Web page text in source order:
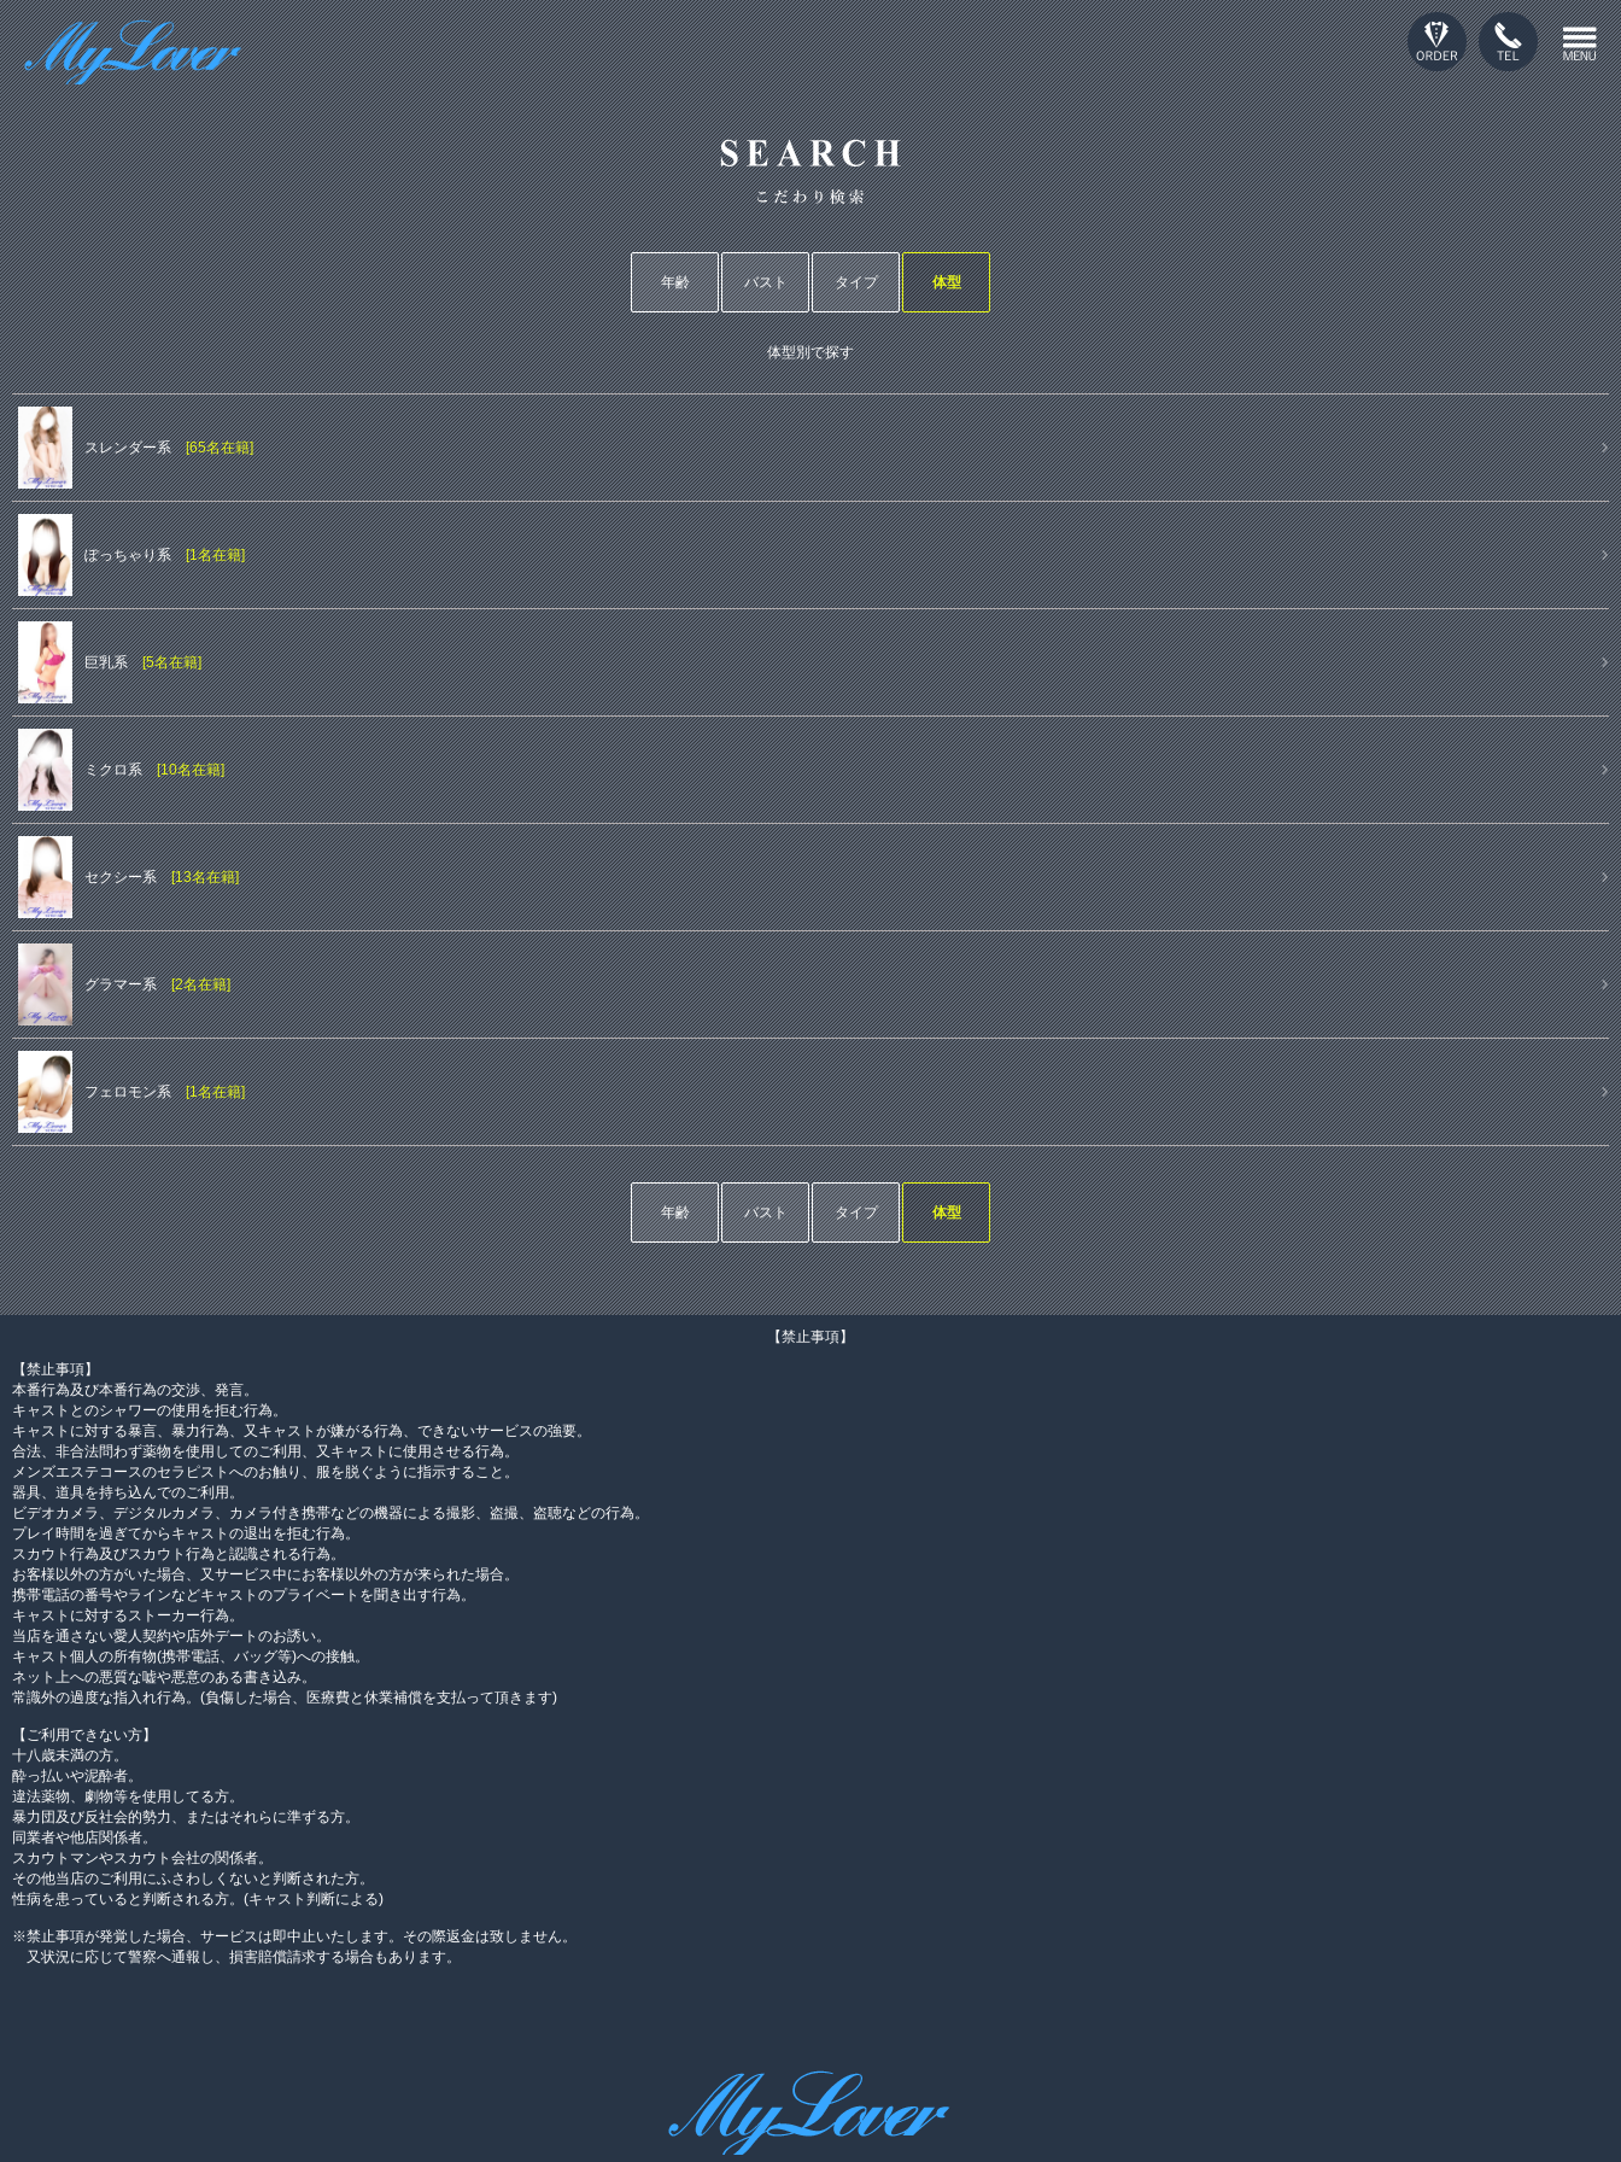
年齢 バスト タイプ 体型
体型別で探す
スレンダー系[65名在籍]
ぽっちゃり系[1名在籍]
巨乳系[5名在籍]
ミクロ系[10名在籍]
セクシー系[13名在籍]
グラマー系[2名在籍]
フェロモン系[1名在籍]
年齢 バスト タイプ 体型
【禁止事項】
【禁止事項】
本番行為及び本番行為の交渉、発言。
キャストとのシャワーの使用を拒む行為。
キャストに対する暴言、暴力行為、又キャストが嫌がる行為、できないサービスの強要。
合法、非合法問わず薬物を使用してのご利用、又キャストに使用させる行為。
メンズエステコースのセラピストへのお触り、服を脱ぐように指示すること。
器具、道具を持ち込んでのご利用。
ビデオカメラ、デジタルカメラ、カメラ付き携帯などの機器による撮影、盗撮、盗聴などの行為。
プレイ時間を過ぎてからキャストの退出を拒む行為。
スカウト行為及びスカウト行為と認識される行為。
お客様以外の方がいた場合、又サービス中にお客様以外の方が来られた場合。
携帯電話の番号やラインなどキャストのプライベートを聞き出す行為。
キャストに対するストーカー行為。
当店を通さない愛人契約や店外デートのお誘い。
キャスト個人の所有物(携帯電話、バッグ等)への接触。
ネット上への悪質な嘘や悪意のある書き込み。
常識外の過度な指入れ行為。(負傷した場合、医療費と休業補償を支払って頂きます)
【ご利用できない方】
十八歳未満の方。
酔っ払いや泥酔者。
違法薬物、劇物等を使用してる方。
暴力団及び反社会的勢力、またはそれらに準ずる方。
同業者や他店関係者。
スカウトマンやスカウト会社の関係者。
その他当店のご利用にふさわしくないと判断された方。
性病を患っていると判断される方。(キャスト判断による)
※禁止事項が発覚した場合、サービスは即中止いたします。その際返金は致しません。
又状況に応じて警察へ通報し、損害賠償請求する場合もあります。